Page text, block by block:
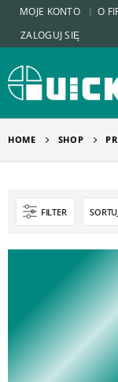
MOJE KONTO O
ZALOGUJ SIĘ
HOME SHOP
FILTER